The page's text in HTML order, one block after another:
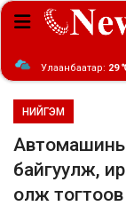
Улаанбаатар: 29
НИЙГЭМ
Автомашины
байгуулж,
олж тогтоов